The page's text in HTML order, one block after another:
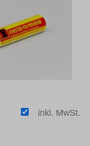
inkl. MwSt.